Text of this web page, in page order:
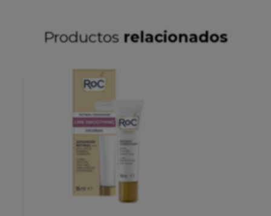
Productos relacionados